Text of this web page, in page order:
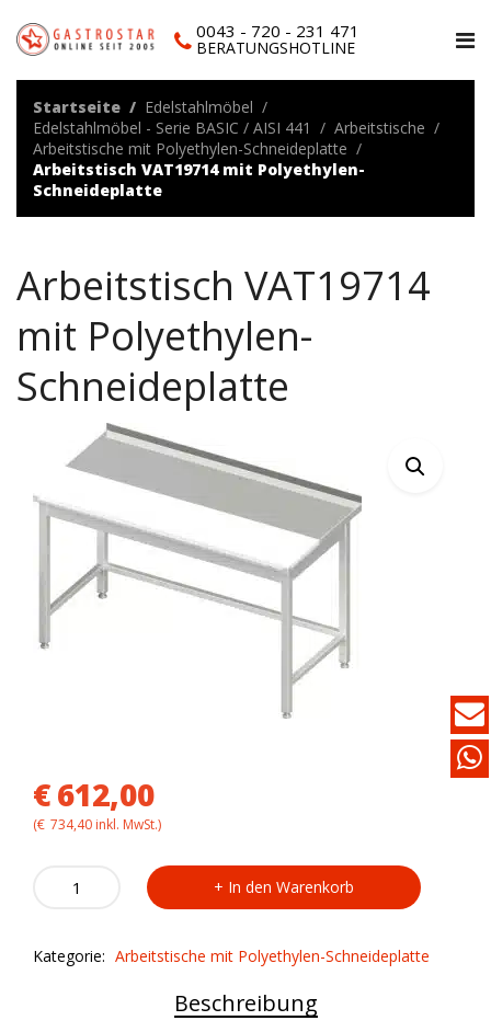
0043 - 720 - 231 471
BERATUNGSHOTLINE
Startseite
Edelstahlmöbel
Edelstahlmöbel - Serie BASIC / AISI 441
Arbeitstische
Arbeitstische mit Polyethylen-Schneideplatte
Arbeitstisch VAT19714 mit Polyethylen-
Schneideplatte
Arbeitstisch VAT19714
mit Polyethylen-
Schneideplatte
€612,00
(€ 734,40 inkl. MwSt.)
VAT19714
Schneideplatte
In den Warenkorb
Kategorie: Arbeitstische mit Polyethylen-Schneideplatte
Beschreibung